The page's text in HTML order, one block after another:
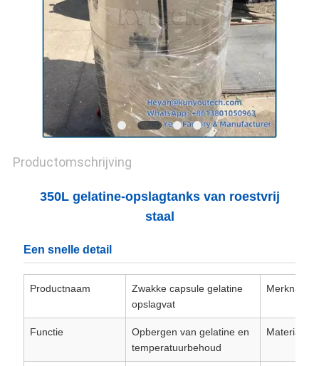
Productomschrijving
350L gelatine-opslagtanks van roestvrij
staal
Een snelle detail
Productnaam
Zwakke capsule gelatine
opslagvat
Merknaam
Functie
Opbergen van gelatine en
temperatuurbehoud
Materiaal